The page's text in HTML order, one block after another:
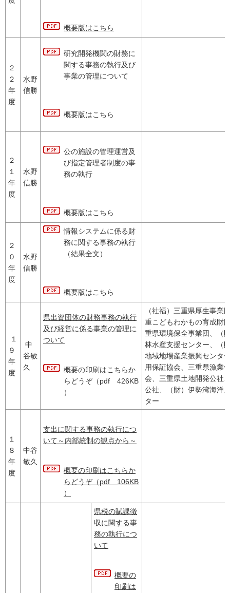
概要版はこちら
２
２
年
度
水野
信勝
研究開発機関の財務に
関する事務の執行及び
事業の管理について
概要版はこちら
２
１
年
度
水野
信勝
公の施設の管理運営及
び指定管理者制度の事
務の執行
概要版はこちら
２
０
年
度
水野
信勝
情報システムに係る財
務に関する事務の執行
（結果全文）
概要版はこちら
１
９
年
度
中
谷敏
久
県出資団体の財務事務の執行
及び経営に係る事業の管理に
ついて
概要の印刷はこちらか
らどうぞ（pdf 426KB
）
（社福）三重県厚生事業
重こどもわかもの育成財
重県環境保全事業団、（
林水産支援センター、（
地域地場産業振興センタ
用保証協会、三重県漁業
会、三重県土地開発公社
公社、（財）伊勢湾海洋
ター
１
８
年
度
中谷
敏久
支出に関する事務の執行につ
いて～内部統制の観点から～
概要の印刷はこちらか
らどうぞ（pdf 106KB
）
県税の賦課徴
収に関する事
務の執行につ
いて
概要の
印刷は